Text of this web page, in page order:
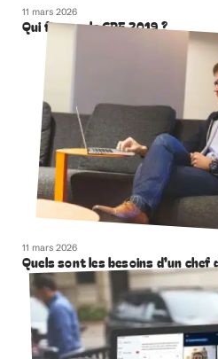
11 mars 2026
Qui finance le CPF 2019 ?
11 mars 2026
Quels sont les besoins d’un chef